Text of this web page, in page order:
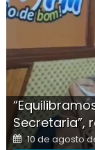
Secretaria”,
Posted
on
10 de agosto